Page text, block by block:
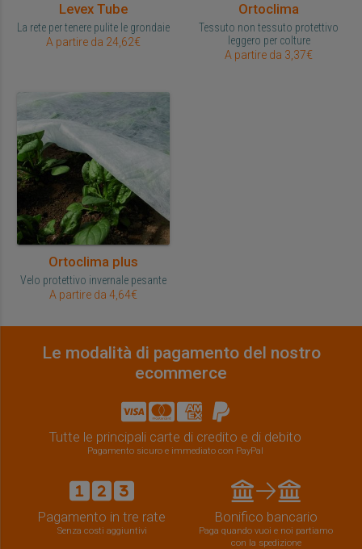
Levex Tube
La rete per tenere pulite le grondaie
A partire da 24,62€
Ortoclima
Tessuto non tessuto protettivo
leggero per colture
A partire da 3,37€
Ortoclima plus
Velo protettivo invernale pesante
A partire da 4,64€
Le modalità di pagamento del nostro
ecommerce
Tutte le principali carte di credito e di debito
Pagamento sicuro e immediato con PayPal
Pagamento in tre rate
Senza costi aggiuntivi
Bonifico bancario
Paga quando vuoi e noi partiamo
con la spedizione